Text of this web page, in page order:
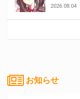
2026.08.04
お知らせ